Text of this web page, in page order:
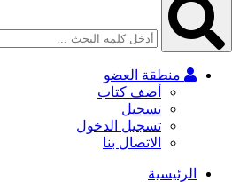
منطقة العضو
أضف كتاب
تسجيل
تسجيل الدخول
الاتصال بنا
الرئيسية